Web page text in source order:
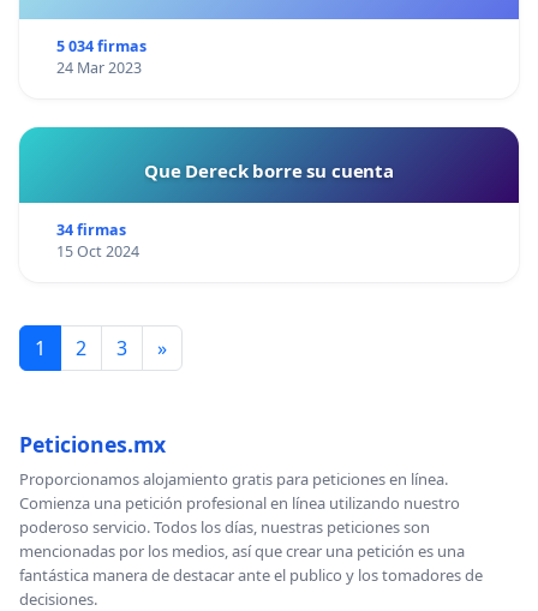
5 034 firmas
24 Mar 2023
Que Dereck borre su cuenta
34 firmas
15 Oct 2024
1 2 3 »
Peticiones.mx
Proporcionamos alojamiento gratis para peticiones en línea.
Comienza una petición profesional en línea utilizando nuestro
poderoso servicio. Todos los días, nuestras peticiones son
mencionadas por los medios, así que crear una petición es una
fantástica manera de destacar ante el publico y los tomadores de
decisiones.